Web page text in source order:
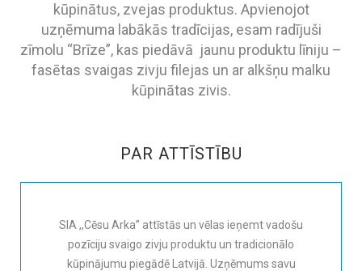
kūpinātus, zvejas produktus. Apvienojot
uzņēmuma labākās tradīcijas, esam radījuši
zīmolu “Brīze”, kas piedāvā jaunu produktu līniju –
fasētas svaigas zivju filejas un ar alkšņu malku
kūpinātas zivis.
PAR ATTĪSTĪBU
SIA ,,Cēsu Arka” attīstās un vēlas ieņemt vadošu
pozīciju svaigo zivju produktu un tradicionālo
kūpinājumu piegādē Latvijā. Uzņēmums savu